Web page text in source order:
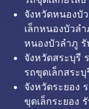
จังหวัดหนองบั
เล็กหนองบัวล
หนองบัวลำภู
จังหวัดสระบุรี
รถขุดเล็กสระ
จังหวัดระยอง
ขุดเล็กระยอง